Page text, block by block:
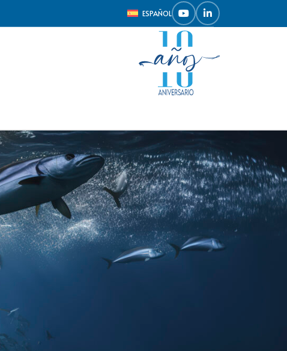
ESPAÑOL
Mostrar 9 12 18 24